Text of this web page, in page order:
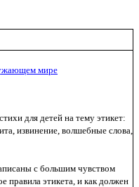
мире
для детей на тему этикет:
извинение, волшебные слова,
с большим чувством
правила этикета, и как должен